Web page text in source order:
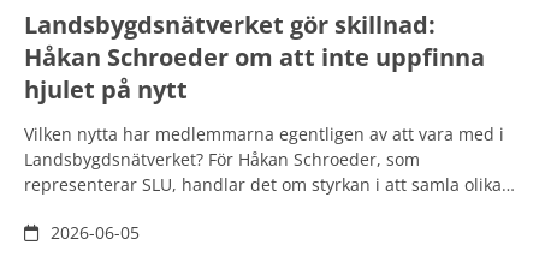
Landsbygdsnätverket gör skillnad:
Håkan Schroeder om att inte uppfinna
hjulet på nytt
Vilken nytta har medlemmarna egentligen av att vara med i
Landsbygdsnätverket? För Håkan Schroeder, som
representerar SLU, handlar det om styrkan i att samla olika
man möter i sina ordinarie nätverk. Samtidigt är det viktigt
2026-06-05